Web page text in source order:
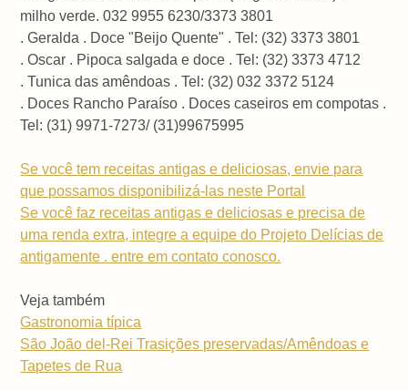
milho verde. 032 9955 6230/3373 3801
. Geralda . Doce "Beijo Quente" . Tel: (32) 3373 3801
. Oscar . Pipoca salgada e doce . Tel: (32) 3373 4712
. Tunica das amêndoas . Tel: (32) 032 3372 5124
. Doces Rancho Paraíso . Doces caseiros em compotas .
Tel: (31) 9971-7273/ (31)99675995
Se você tem receitas antigas e deliciosas, envie para
que possamos disponibilizá-las neste Portal
Se você faz receitas antigas e deliciosas e precisa de
uma renda extra, integre a equipe do Projeto Delícias de
antigamente . entre em contato conosco.
Veja também
Gastronomia típica
São João del-Rei Trasições preservadas/Amêndoas e
Tapetes de Rua